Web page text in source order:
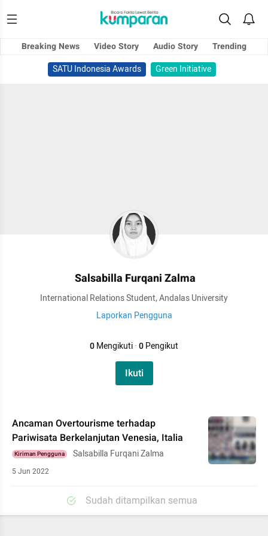
Breaking News Video Story Audio Story
Trending
SATU Indonesia Awards
Green Initiative
Salsabilla Furqani Zalma
International Relations Student, Andalas University
Laporkan Pengguna
0Mengikuti·0Pengikut
Ikuti
Ancaman Overtourisme terhadap
Pariwisata Berkelanjutan Venesia, Italia
Kiriman Pengguna Salsabilla Furqani Zalma
5 Jun 2022
Sudah ditampilkan semua